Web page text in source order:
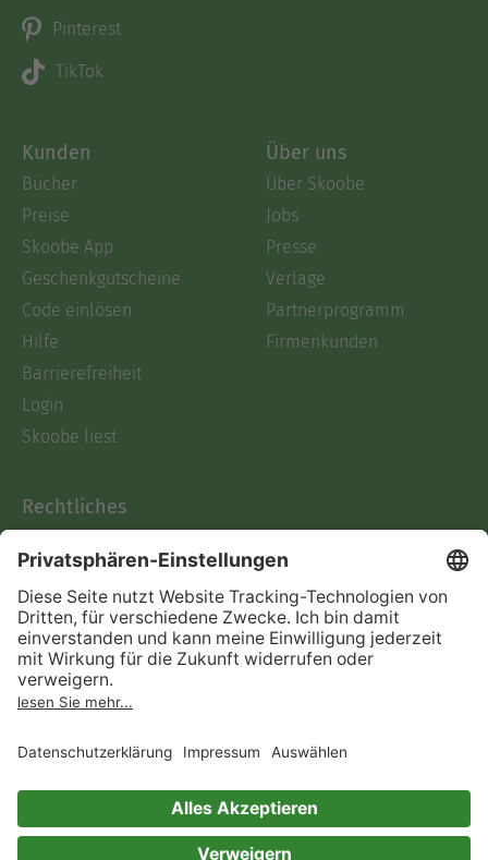
Pinterest
TikTok
Kunden
Bücher
Preise
Skoobe App
Geschenkgutscheine
Code einlösen
Hilfe
Barrierefreiheit
Login
Skoobe liest
Über uns
Über Skoobe
Jobs
Presse
Verlage
Partnerprogramm
Firmenkunden
Rechtliches
AGB
Informationen nach Data
Act
Verträge hier kündigen
Impressum
Immer ein gutes Buch